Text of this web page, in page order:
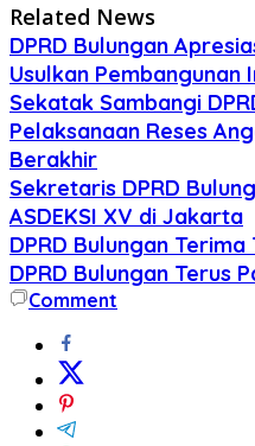
Related News
DPRD Bulungan
Usulkan
Sekatak Sambangi
Pelaksanaan Reses
Berakhir
Sekretaris DPRD
ASDEKSI XV di Jakarta
DPRD Bulungan
DPRD Bulungan Terus
Comment